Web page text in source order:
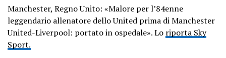
Manchester, Regno Unito: «Malore per l’84enne
leggendario allenatore dello United prima di Manchester
United-Liverpool: portato in ospedale». Lo riporta Sky
Sport.